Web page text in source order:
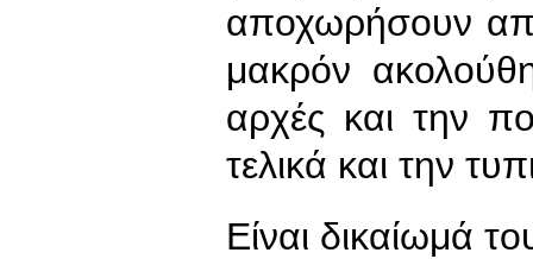
αποχωρήσουν
μακρόν
αρχές και την
τελικά και την
Είναι δικαίωμά